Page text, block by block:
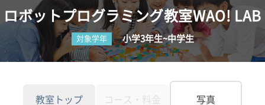
ロボットプログラミング教室WAO! LAB
対象学年 小学3年生~中学生
教室トップ コース・料金 写真